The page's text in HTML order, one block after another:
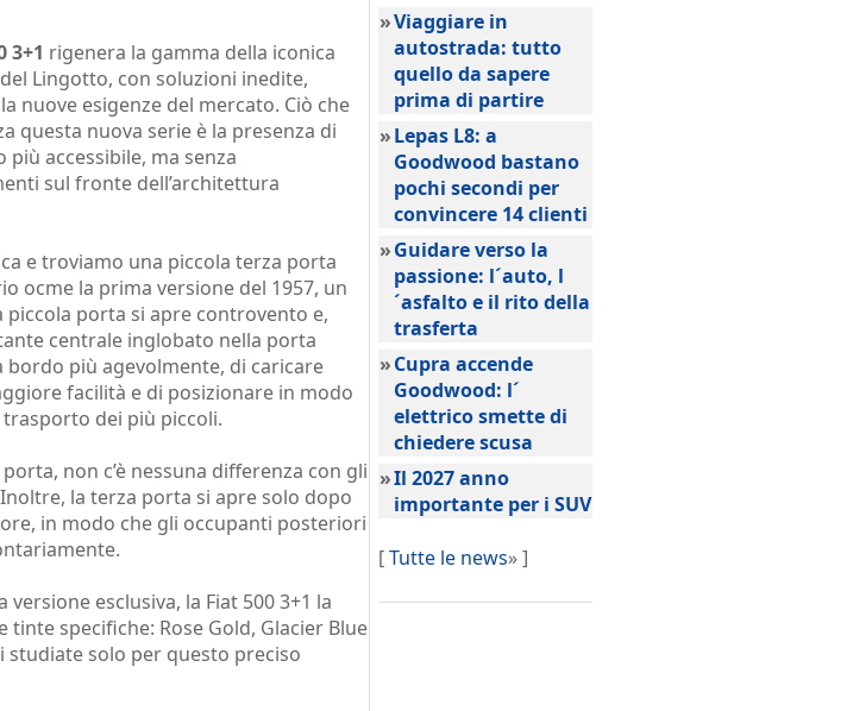
3+1 rigenera la gamma della iconica
Lingotto, con soluzioni inedite,
nuove esigenze del mercato. Ciò che
questa nuova serie è la presenza di
più accessibile, ma senza
sul fronte dell’architettura
e troviamo una piccola terza porta
ocme la prima versione del 1957, un
porta si apre controvento e,
centrale inglobato nella porta
bordo più agevolmente, di caricare
facilità e di posizionare in modo
dei più piccoli.
non c’è nessuna differenza con gli
la terza porta si apre solo dopo
in modo che gli occupanti posteriori
esclusiva, la Fiat 500 3+1 la
specifiche: Rose Gold, Glacier Blue
studiate solo per questo preciso
»Viaggiare in
autostrada: tutto
quello da sapere
prima di partire
»Lepas L8: a
Goodwood bastano
pochi secondi per
convincere 14 clienti
»Guidare verso la
passione: l´auto, l
´asfalto e il rito della
trasferta
»Cupra accende
Goodwood: l´
elettrico smette di
chiedere scusa
»Il 2027 anno
importante per i SUV
[Tutte le news» ]